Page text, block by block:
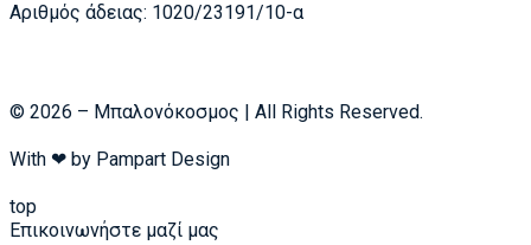
Αριθμός άδειας: 1020/23191/10-α
© 2026 – Μπαλονόκοσμος | All Rights Reserved.
With ❤ by Pampart Design
top
Επικοινωνήστε μαζί μας